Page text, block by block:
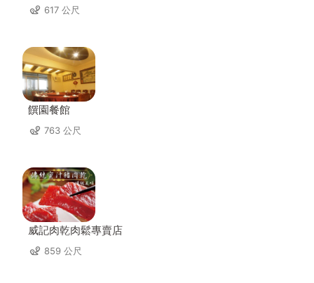
617 公尺
饌園餐館
763 公尺
威記肉乾肉鬆專賣店
859 公尺